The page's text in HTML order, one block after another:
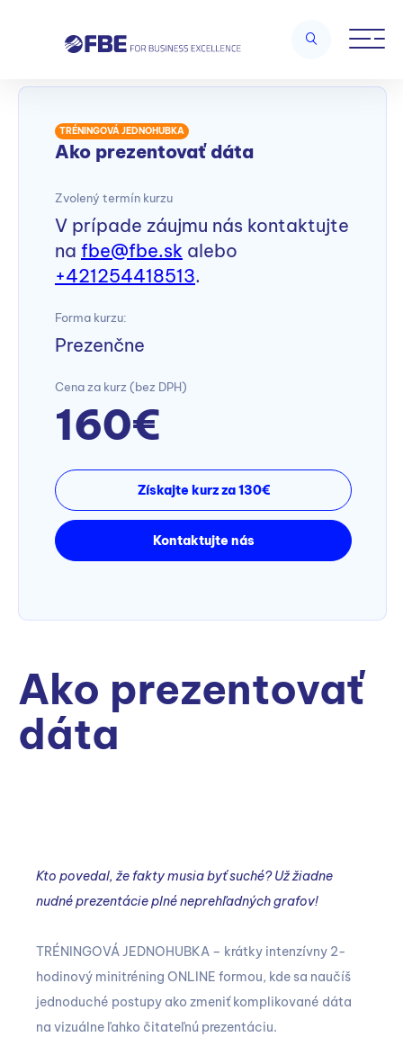
Future skills/Ako prezentovať dáta
TRÉNINGOVÁ JEDNOHUBKA
Ako prezentovať dáta
Zvolený termín kurzu
V prípade záujmu nás kontaktujte
na fbe@fbe.sk alebo
+421254418513.
Forma kurzu:
Prezenčne
Cena za kurz (bez DPH)
160€
Získajte kurz za 130€
Kontaktujte nás
Ako prezentovať
dáta
Kto povedal, že fakty musia byť suché? Už žiadne
nudné prezentácie plné neprehľadných grafov!
TRÉNINGOVÁ JEDNOHUBKA – krátky intenzívny 2-
hodinový minitréning ONLINE formou, kde sa naučíš
jednoduché postupy ako zmeniť komplikované dáta
na vizuálne ľahko čitateľnú prezentáciu.